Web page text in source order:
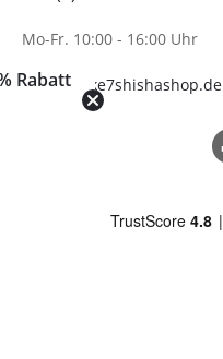
Rabatt
Mo-Fr. 10:00 - 16:00 Uhr
info@wolke7shishashop.de